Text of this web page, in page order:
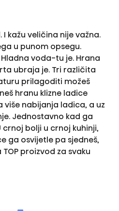
kažu veličina nije važna.
u punom opsegu.
voda-tu je. Hrana
ubraja je. Tri različita
prilagoditi možeš
hranu klizne ladice
više nabijanja ladica, a uz
Jednostavno kad ga
bolji u crnoj kuhinji,
ga osvijetle pa sjedneš,
proizvod za svaku